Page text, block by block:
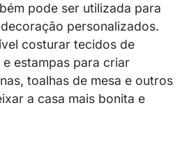
pode ser utilizada para
personalizados.
costurar tecidos de
estampas para criar
toalhas de mesa e outros
a casa mais bonita e